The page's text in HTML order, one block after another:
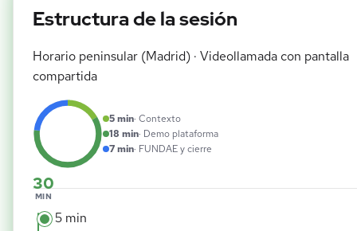
Estructura de la sesión
Horario peninsular (Madrid) · Videollamada con pantalla
compartida
30
MIN
5 min· Contexto
18 min· Demo plataforma
7 min· FUNDAE y cierre
5 min